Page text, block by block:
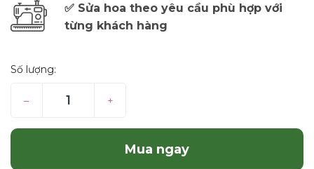
✅ Sửa hoa theo yêu cầu phù hợp với
từng khách hàng
Số lượng:
– +
Mua ngay